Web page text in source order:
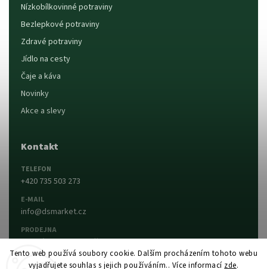
Tento web používá soubory cookie. Dalším procházením tohoto webu
vyjadřujete souhlas s jejich používáním.. Více informací zde.
Nízkobílkovinné potraviny
Bezlepkové potraviny
Zdravé potraviny
Jídlo na cesty
Čaje a káva
Novinky
Akce a slevy
Kontakt
TELEFON
+420 735 503 273
E-MAIL
info@dsmarket.cz
PRODEJNA
Dlouhá 90, 763 15 Slušovice